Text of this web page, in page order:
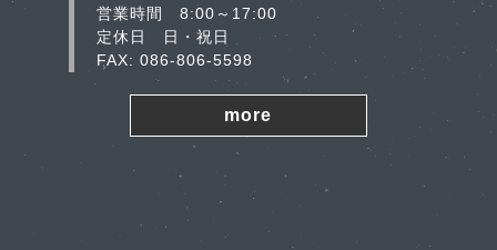
営業時間 8:00～17:00
定休日 日・祝日
FAX: 086-806-5598
more